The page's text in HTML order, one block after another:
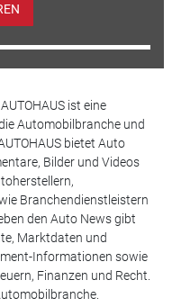
ist eine
Automobilbranche und
bietet Auto
Bilder und Videos
Branchendienstleistern
den Auto News gibt
Marktdaten und
Informationen sowie
Finanzen und Recht.